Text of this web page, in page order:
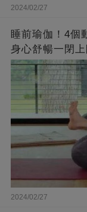
2024/02/27
睡前瑜伽！4個
身心舒暢一閉
2024/02/27